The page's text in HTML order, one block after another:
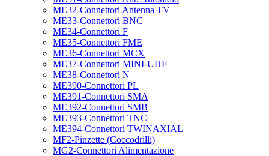
ME32-Connettori Antenna TV
ME33-Connettori BNC
ME34-Connettori F
ME35-Connettori FME
ME36-Connettori MCX
ME37-Connettori MINI-UHF
ME38-Connettori N
ME390-Connettori PL
ME391-Connettori SMA
ME392-Connettori SMB
ME393-Connettori TNC
ME394-Connettori TWINAXIAL
MF2-Pinzette (Coccodrilli)
MG2-Connettori Alimentazione